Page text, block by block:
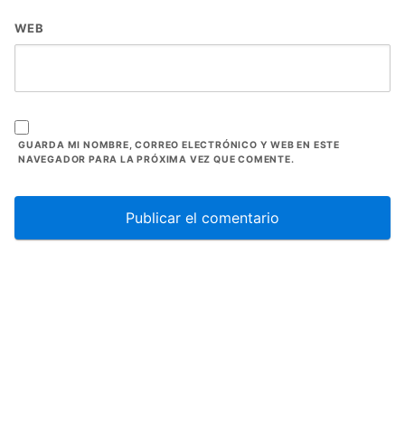
WEB
GUARDA MI NOMBRE, CORREO ELECTRÓNICO Y WEB EN ESTE
NAVEGADOR PARA LA PRÓXIMA VEZ QUE COMENTE.